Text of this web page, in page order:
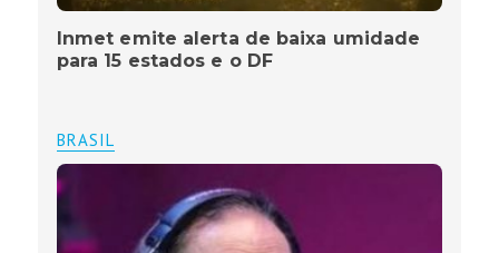
Inmet emite alerta de baixa umidade
para 15 estados e o DF
BRASIL